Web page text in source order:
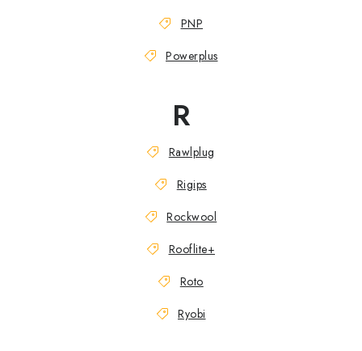
PNP
Powerplus
R
Rawlplug
Rigips
Rockwool
Rooflite+
Roto
Ryobi